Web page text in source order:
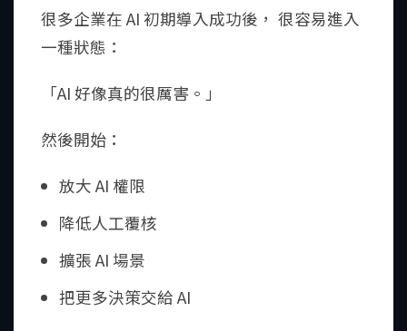
很多企業在 AI 初期導入成功後， 很容易進入
一種狀態：
「AI 好像真的很厲害。」
然後開始：
放大 AI 權限
降低人工覆核
擴張 AI 場景
把更多決策交給 AI